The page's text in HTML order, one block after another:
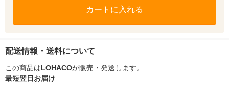
カートに入れる
配送情報・送料について
この商品はLOHACOが販売・発送します。
最短翌日お届け